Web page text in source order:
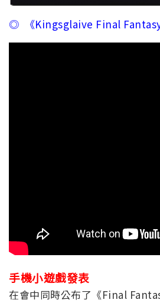
◎ 《Kingsglaive Final Fantasy
手機小遊戲發表
在會中同時公布了《Final